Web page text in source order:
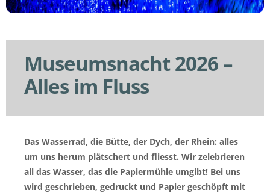
Museumsnacht 2026 –
Alles im Fluss
Das Wasserrad, die Bütte, der Dych, der Rhein: alles
um uns herum plätschert und fliesst. Wir zelebrieren
all das Wasser, das die Papiermühle umgibt! Bei uns
wird geschrieben, gedruckt und Papier geschöpft mit